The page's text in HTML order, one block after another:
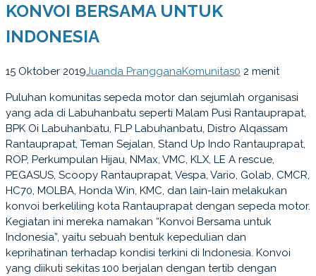
KONVOI BERSAMA UNTUK
INDONESIA
15 Oktober 2019Juanda PrangganaKomunitas0 2 menit
Puluhan komunitas sepeda motor dan sejumlah organisasi
yang ada di Labuhanbatu seperti Malam Pusi Rantauprapat,
BPK Oi Labuhanbatu, FLP Labuhanbatu, Distro Alqassam
Rantauprapat, Teman Sejalan, Stand Up Indo Rantauprapat,
ROP, Perkumpulan Hijau, NMax, VMC, KLX, LE A rescue,
PEGASUS, Scoopy Rantauprapat, Vespa, Vario, Golab, CMCR,
HC70, MOLBA, Honda Win, KMC, dan lain-lain melakukan
konvoi berkeliling kota Rantauprapat dengan sepeda motor.
Kegiatan ini mereka namakan “Konvoi Bersama untuk
Indonesia”, yaitu sebuah bentuk kepedulian dan
keprihatinan terhadap kondisi terkini di Indonesia. Konvoi
yang diikuti sekitas 100 berjalan dengan tertib dengan